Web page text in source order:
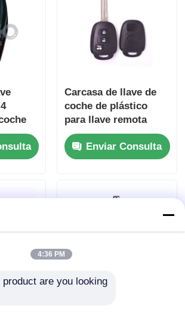
Carcasa de llave de
coche de plástico
para llave remota
Toyota HYQ12BDM /
HYQ12BDP / GQ4-52T
Enviar Consulta
4:36 PM
product are you looking